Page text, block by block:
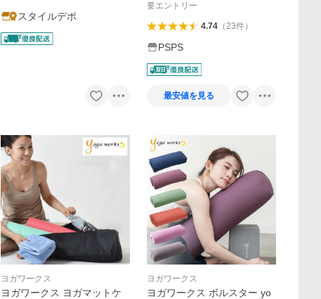
スタイルデポ
要エントリー
4.74（23件）
PSPS
最安値を見る
ヨガワークス
ヨガワークス ヨガマットケ
ヨガワークス
ヨガワークス ボルスター yo